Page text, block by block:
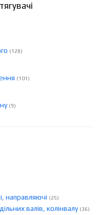
(128)
(101)
(9)
направляючі (25)
валів, колінвалу (36)